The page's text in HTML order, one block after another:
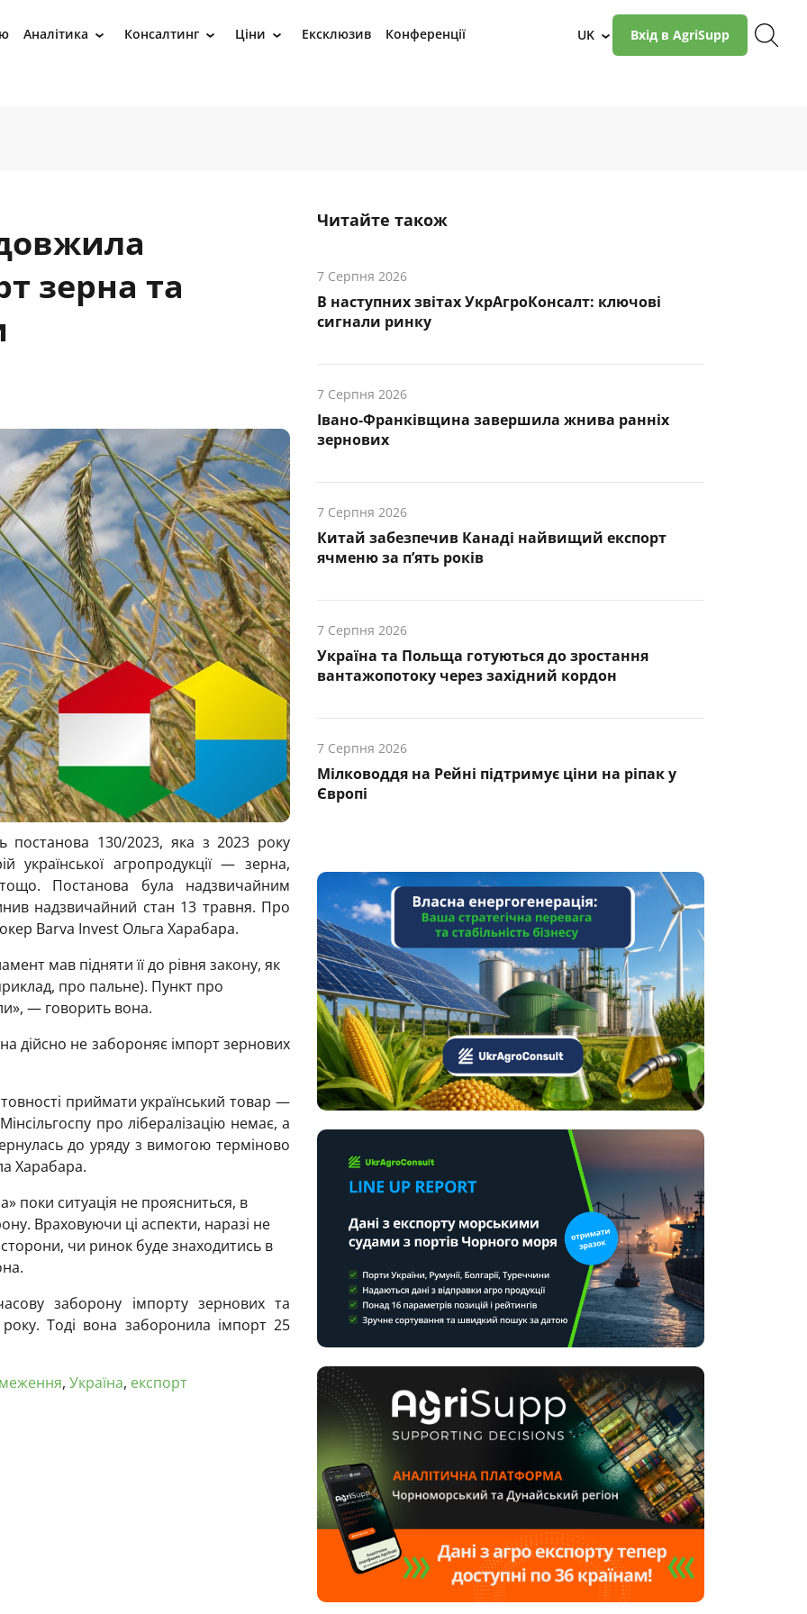
Аналітика › Консалтинг › Ціни › Ексклюзив Конференції UK › Вхід в AgriSupp
зерна та
постанова 130/2023, яка з 2023 року
української агропродукції — зерна,
Постанова була надзвичайним
надзвичайний стан 13 травня. Про
Barva Invest Ольга Харабара.
мав підняти її до рівня закону, як
про пальне). Пункт про
— говорить вона.
дійсно не забороняє імпорт зернових
приймати український товар —
про лібералізацію немає, а
до уряду з вимогою терміново
Харабара.
поки ситуація не проясниться, в
Враховуючи ці аспекти, наразі не
чи ринок буде знаходитись в
заборону імпорту зернових та
року. Тоді вона заборонила імпорт 25
, Україна, експорт
Читайте також
7 Серпня 2026
В наступних звітах УкрАгроКонсалт: ключові
cигнали ринку
7 Серпня 2026
Івано-Франківщина завершила жнива ранніх
зернових
7 Серпня 2026
Китай забезпечив Канаді найвищий експорт
ячменю за п’ять років
7 Серпня 2026
Україна та Польща готуються до зростання
вантажопотоку через західний кордон
7 Серпня 2026
Мілководдя на Рейні підтримує ціни на ріпак у
Європі